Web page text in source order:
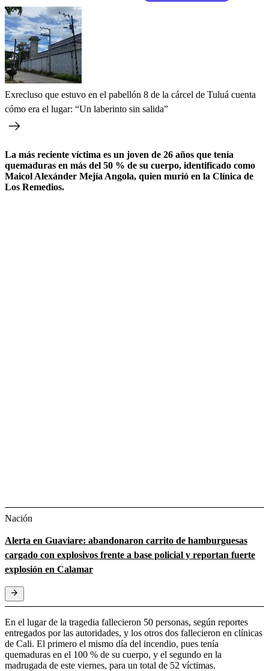
Exrecluso que estuvo en el pabellón 8 de la cárcel de Tuluá cuenta
cómo era el lugar: “Un laberinto sin salida”
La más reciente víctima es un joven de 26 años que tenía
quemaduras en más del 50 % de su cuerpo, identificado como
Maicol Alexánder Mejía Angola, quien murió en la Clínica de
Los Remedios.
Nación
Alerta en Guaviare: abandonaron carrito de hamburguesas
cargado con explosivos frente a base policial y reportan fuerte
explosión en Calamar
En el lugar de la tragedia fallecieron 50 personas, según reportes
entregados por las autoridades, y los otros dos fallecieron en clínicas
de Cali. El primero el mismo día del incendio, pues tenía
quemaduras en el 100 % de su cuerpo, y el segundo en la
madrugada de este viernes, para un total de 52 víctimas.